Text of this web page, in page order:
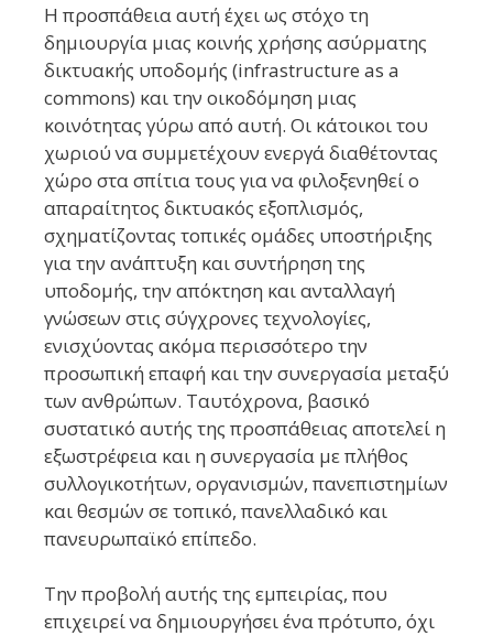
Η προσπάθεια αυτή έχει ως στόχο τη
δημιουργία μιας κοινής χρήσης ασύρματης
δικτυακής υποδομής (infrastructure as a
commons) και την οικοδόμηση μιας
κοινότητας γύρω από αυτή. Οι κάτοικοι του
χωριού να συμμετέχουν ενεργά διαθέτοντας
χώρο στα σπίτια τους για να φιλοξενηθεί ο
απαραίτητος δικτυακός εξοπλισμός,
σχηματίζοντας τοπικές ομάδες υποστήριξης
για την ανάπτυξη και συντήρηση της
υποδομής, την απόκτηση και ανταλλαγή
γνώσεων στις σύγχρονες τεχνολογίες,
ενισχύοντας ακόμα περισσότερο την
προσωπική επαφή και την συνεργασία μεταξύ
των ανθρώπων. Ταυτόχρονα, βασικό
συστατικό αυτής της προσπάθειας αποτελεί η
εξωστρέφεια και η συνεργασία με πλήθος
συλλογικοτήτων, οργανισμών, πανεπιστημίων
και θεσμών σε τοπικό, πανελλαδικό και
πανευρωπαϊκό επίπεδο.
Την προβολή αυτής της εμπειρίας, που
επιχειρεί να δημιουργήσει ένα πρότυπο, όχι